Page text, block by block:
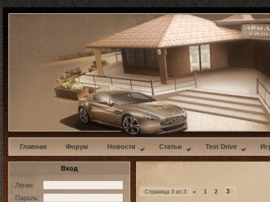
w
Главная Форум Новости Статьи Test Drive
Вход
Логин:
Пароль:
Страница 3 из 3 « 1 2 3